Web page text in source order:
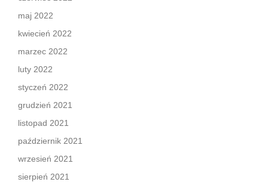
maj 2022
kwiecień 2022
marzec 2022
luty 2022
styczeń 2022
grudzień 2021
listopad 2021
październik 2021
wrzesień 2021
sierpień 2021